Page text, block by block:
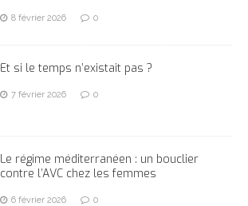
8 février 2026 0
Et si le temps n’existait pas ?
7 février 2026 0
Le régime méditerranéen : un bouclier
contre l’AVC chez les femmes
6 février 2026 0